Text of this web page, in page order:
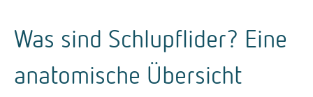
Was sind Schlupflider? Eine
anatomische Übersicht